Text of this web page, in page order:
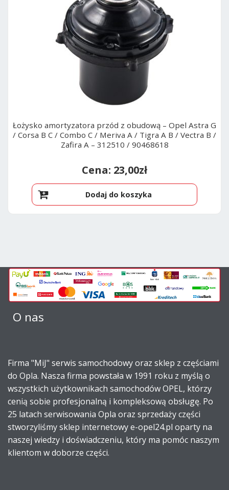
Łożysko amortyzatora przód z obudową – Opel Astra G
/ Corsa B C / Combo C / Meriva A / Tigra A B / Vectra B /
Zafira A – 312510 / 90468618
23,00zł
Dodaj do koszyka
O nas
Firma "MiJ" serwis samochodowy oraz sklep z częściami
do Opla. Nasza firma powstała w 1991 roku z myślą o
wszystkich użytkownikach samochodów OPEL, którzy
cenią sobie profesjonalną i kompleksową obsługę. Po
25 latach serwisowania Opla oraz sprzedaży części
stworzyliśmy sklep internetowy e-opel24.pl oparty na
naszej wiedzy i doświadczeniu, który ma pomóc naszym
klientom w doborze części.